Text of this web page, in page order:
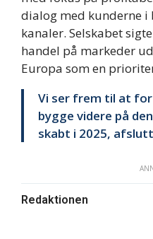
dialog med kunderne i
kanaler. Selskabet
handel på markeder
Europa som en
Vi ser frem til at
bygge videre på
skabt i 2025,
Redaktionen